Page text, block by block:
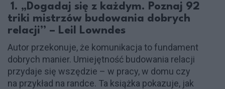
1. „Dogadaj się z każdym. Poznaj 92
triki mistrzów budowania dobrych
relacji” – Leil Lowndes
Autor przekonuje, że komunikacja to fundament
dobrych manier. Umiejętność budowania relacji
przydaje się wszędzie – w pracy, w domu czy
na przykład na randce. Ta książka pokazuje, jak